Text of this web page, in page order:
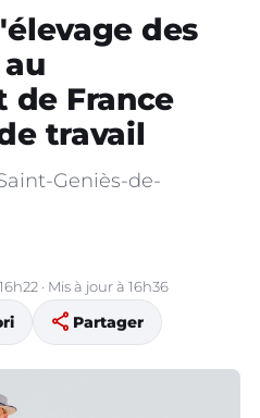
des
de France
travail
Geniès-de-
· Mis à jour à 16h36
share Partager